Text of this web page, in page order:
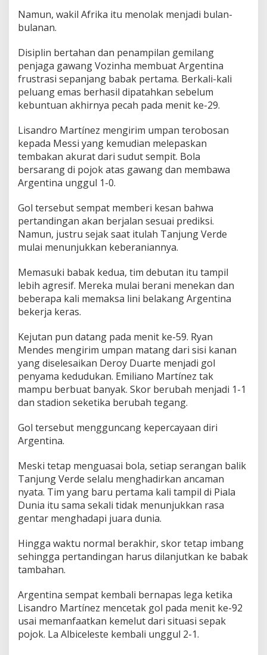
a
n
B
e
r
t
a
r
n
g
1
2
0
i
t
Namun, wakil Afrika itu menolak menjadi bulan-
bulanan.
Disiplin bertahan dan penampilan gemilang
penjaga gawang Vozinha membuat Argentina
frustrasi sepanjang babak pertama. Berkali-kali
peluang emas berhasil dipatahkan sebelum
kebuntuan akhirnya pecah pada menit ke-29.
Lisandro Martínez mengirim umpan terobosan
kepada Messi yang kemudian melepaskan
tembakan akurat dari sudut sempit. Bola
bersarang di pojok atas gawang dan membawa
Argentina unggul 1-0.
Gol tersebut sempat memberi kesan bahwa
pertandingan akan berjalan sesuai prediksi.
Namun, justru sejak saat itulah Tanjung Verde
mulai menunjukkan keberaniannya.
Memasuki babak kedua, tim debutan itu tampil
lebih agresif. Mereka mulai berani menekan dan
beberapa kali memaksa lini belakang Argentina
bekerja keras.
Kejutan pun datang pada menit ke-59. Ryan
Mendes mengirim umpan matang dari sisi kanan
yang diselesaikan Deroy Duarte menjadi gol
penyama kedudukan. Emiliano Martínez tak
mampu berbuat banyak. Skor berubah menjadi 1-1
dan stadion seketika berubah tegang.
Gol tersebut mengguncang kepercayaan diri
Argentina.
Meski tetap menguasai bola, setiap serangan balik
Tanjung Verde selalu menghadirkan ancaman
nyata. Tim yang baru pertama kali tampil di Piala
Dunia itu sama sekali tidak menunjukkan rasa
gentar menghadapi juara dunia.
Hingga waktu normal berakhir, skor tetap imbang
sehingga pertandingan harus dilanjutkan ke babak
tambahan.
Argentina sempat kembali bernapas lega ketika
Lisandro Martínez mencetak gol pada menit ke-92
usai memanfaatkan kemelut dari situasi sepak
pojok. La Albiceleste kembali unggul 2-1.